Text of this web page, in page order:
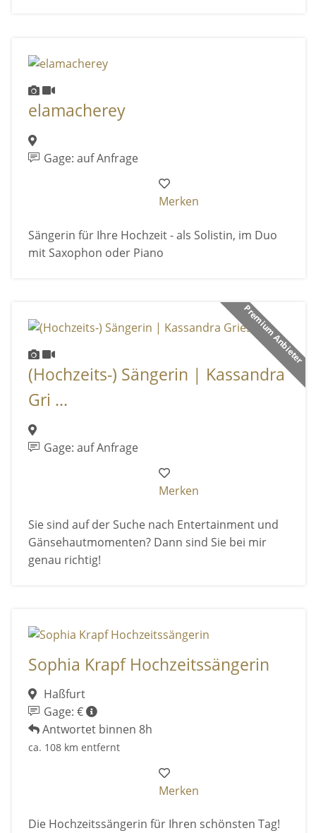
elamacherey
Gage: auf Anfrage
Merken
Sängerin für Ihre Hochzeit - als Solistin, im Duo
mit Saxophon oder Piano
Premium Anbieter
(Hochzeits-) Sängerin | Kassandra
Gri ...
Gage: auf Anfrage
Merken
Sie sind auf der Suche nach Entertainment und
Gänsehautmomenten? Dann sind Sie bei mir
genau richtig!
Sophia Krapf Hochzeitssängerin
Haßfurt
Gage: €
Antwortet binnen 8h
ca. 108 km entfernt
Merken
Die Hochzeitssängerin für Ihren schönsten Tag!